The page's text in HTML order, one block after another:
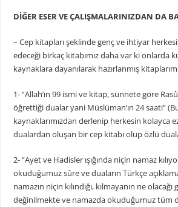
DİĞER ESER VE ÇALIŞMALARINIZDAN DA
– Cep kitapları şeklinde genç ve ihtiyar
edeceği birkaç kitabımız daha var ki onlarda
kaynaklara dayanılarak hazırlanmış
1- “Allah’ın 99 ismi ve kitap, sünnete göre
öğrettiği dualar yani Müslüman’ın 24 saati”
kaynaklarımızdan derlenip herkesin kolayca
dualardan oluşan bir cep kitabı olup özlü
2- “Ayet ve Hadisler ışığında niçin namaz
okuduğumuz sûre ve duaların Türkçe
namazın niçin kılındığı, kılmayanın ne
değinilmekte ve namazda okuduğumuz tüm